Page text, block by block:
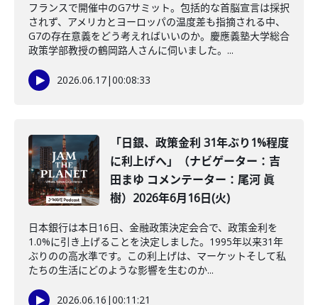
フランスで開催中のG7サミット。包括的な首脳宣言は採択
されず、アメリカとヨーロッパの温度差も指摘される中、
G7の存在意義をどう考えればいいのか。慶應義塾大学総合
政策学部教授の鶴岡路人さんに伺いました。...
2026.06.17|00:08:33
「日銀、政策金利 31年ぶり1%程度
に利上げへ」（ナビゲーター：吉
田まゆ コメンテーター：尾河 眞
樹）2026年6月16日(火)
日本銀行は本日16日、金融政策決定会合で、政策金利を
1.0%に引き上げることを決定しました。1995年以来31年
ぶりのの高水準です。この利上げは、マーケットそして私
たちの生活にどのような影響を生むのか...
2026.06.16 |00:11:21